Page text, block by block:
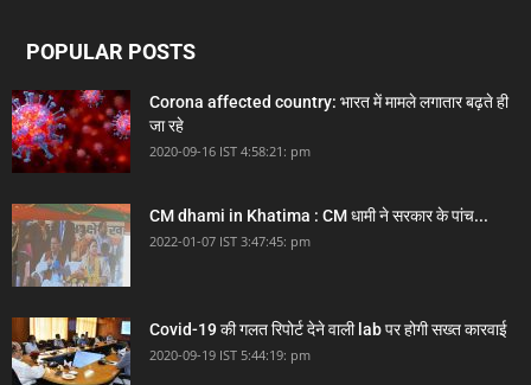
POPULAR POSTS
Corona affected country: भारत में मामले लगातार बढ़ते ही
जा रहे
2020-09-16 IST 4:58:21: pm
CM dhami in Khatima : CM धामी ने सरकार के पांच...
2022-01-07 IST 3:47:45: pm
Covid-19 की गलत रिपोर्ट देने वाली lab पर होगी सख्त कारवाई
2020-09-19 IST 5:44:19: pm